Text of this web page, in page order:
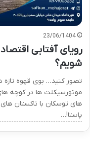
23/06/1404
رویای آفتابی
شویم؟
تصور کنید… بوی قهوه
موتورسیکلت ها در کوچه
های توسکان با تاکستان های
پاستا!…